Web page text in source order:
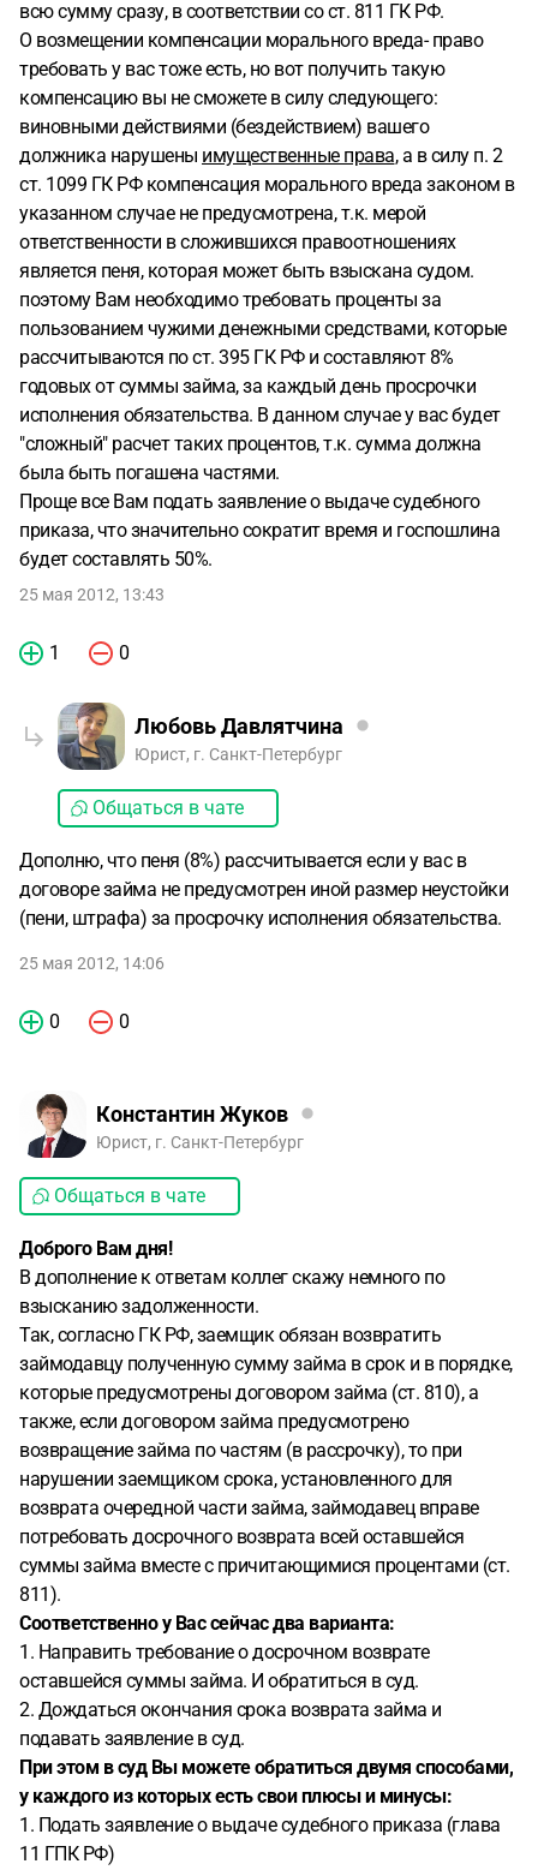
всю сумму сразу, в соответствии со ст. 811 ГК РФ.
О возмещении компенсации морального вреда- право
требовать у вас тоже есть, но вот получить такую
компенсацию вы не сможете в силу следующего:
виновными действиями (бездействием) вашего
должника нарушены имущественные права, а в силу п. 2
ст. 1099 ГК РФ компенсация морального вреда законом в
указанном случае не предусмотрена, т.к. мерой
ответственности в сложившихся правоотношениях
является пеня, которая может быть взыскана судом.
поэтому Вам необходимо требовать проценты за
пользованием чужими денежными средствами, которые
рассчитываются по ст. 395 ГК РФ и составляют 8%
годовых от суммы займа, за каждый день просрочки
исполнения обязательства. В данном случае у вас будет
"сложный" расчет таких процентов, т.к. сумма должна
была быть погашена частями.
Проще все Вам подать заявление о выдаче судебного
приказа, что значительно сократит время и госпошлина
будет составлять 50%.
25 мая 2012, 13:43
1 0
Любовь Давлятчина
Юрист, г. Санкт-Петербург
Общаться в чате
Дополню, что пеня (8%) рассчитывается если у вас в
договоре займа не предусмотрен иной размер неустойки
(пени, штрафа) за просрочку исполнения обязательства.
25 мая 2012, 14:06
0 0
Константин Жуков
Юрист, г. Санкт-Петербург
Общаться в чате
Доброго Вам дня!
В дополнение к ответам коллег скажу немного по
взысканию задолженности.
Так, согласно ГК РФ, заемщик обязан возвратить
займодавцу полученную сумму займа в срок и в порядке,
которые предусмотрены договором займа (ст. 810), а
также, если договором займа предусмотрено
возвращение займа по частям (в рассрочку), то при
нарушении заемщиком срока, установленного для
возврата очередной части займа, займодавец вправе
потребовать досрочного возврата всей оставшейся
суммы займа вместе с причитающимися процентами (ст.
811).
Соответственно у Вас сейчас два варианта:
1. Направить требование о досрочном возврате
оставшейся суммы займа. И обратиться в суд.
2. Дождаться окончания срока возврата займа и
подавать заявление в суд.
При этом в суд Вы можете обратиться двумя способами,
у каждого из которых есть свои плюсы и минусы:
1. Подать заявление о выдаче судебного приказа (глава
11 ГПК РФ)